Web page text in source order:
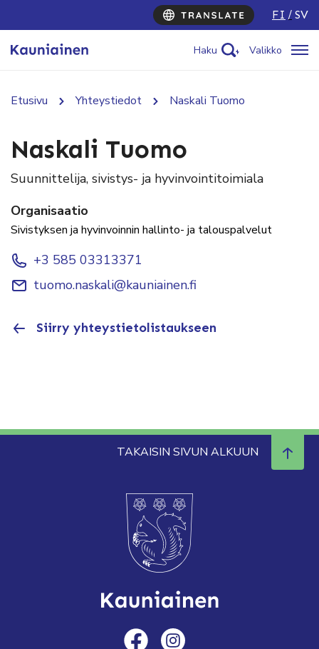
FI SV
Haku Valikko
Etusivu Yhteystiedot Naskali Tuomo
Naskali Tuomo
Suunnittelija, sivistys- ja hyvinvointitoimiala
Organisaatio
Sivistyksen ja hyvinvoinnin hallinto- ja talouspalvelut
+3 585 03313371
tuomo.naskali@kauniainen.fi
Siirry yhteystietolistaukseen
TAKAISIN SIVUN ALKUUN